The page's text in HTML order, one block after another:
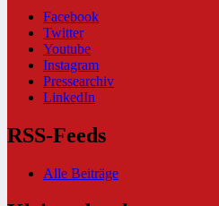
Facebook
Twitter
Youtube
Instagram
Pressearchiv
LinkedIn
RSS-Feeds
Alle Beiträge